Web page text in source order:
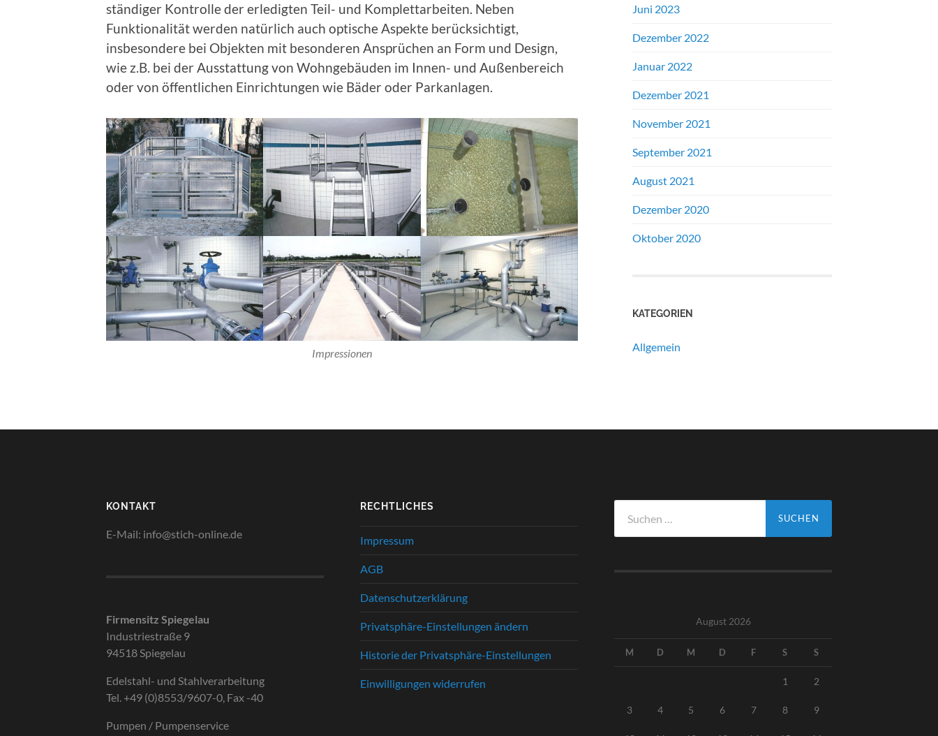
ständiger Kontrolle der erledigten Teil- und Komplettarbeiten. Neben
Funktionalität werden natürlich auch optische Aspekte berücksichtigt,
insbesondere bei Objekten mit besonderen Ansprüchen an Form und Design,
wie z.B. bei der Ausstattung von Wohngebäuden im Innen- und Außenbereich
oder von öffentlichen Einrichtungen wie Bäder oder Parkanlagen.
Impressionen
Juni 2023
Dezember 2022
Januar 2022
Dezember 2021
November 2021
September 2021
August 2021
Dezember 2020
Oktober 2020
KATEGORIEN
Allgemein
KONTAKT
E-Mail: info@stich-online.de
Firmensitz Spiegelau
Industriestraße 9
94518 Spiegelau
Edelstahl- und Stahlverarbeitung
Tel. +49 (0)8553/9607-0, Fax -40
Pumpen / Pumpenservice
RECHTLICHES
Impressum
AGB
Datenschutzerklärung
Privatsphäre-Einstellungen ändern
Historie der Privatsphäre-Einstellungen
Einwilligungen widerrufen
nach:
August 2026
M D M D F S S
1 2
3 4 5 6 7 8 9